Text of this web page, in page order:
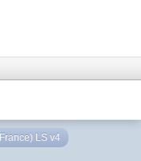
LS v4